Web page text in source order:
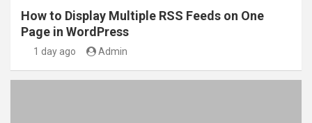
How to Display Multiple RSS Feeds on One
Page in WordPress
1 day ago Admin